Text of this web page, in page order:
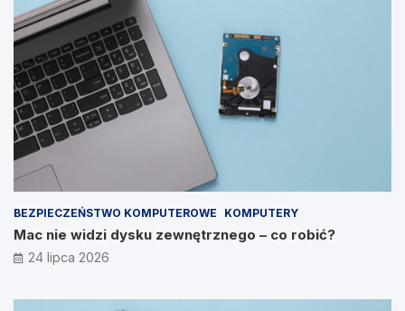
BEZPIECZEŃSTWO KOMPUTEROWE KOMPUTERY
Mac nie widzi dysku zewnętrznego – co robić?
24 lipca 2026